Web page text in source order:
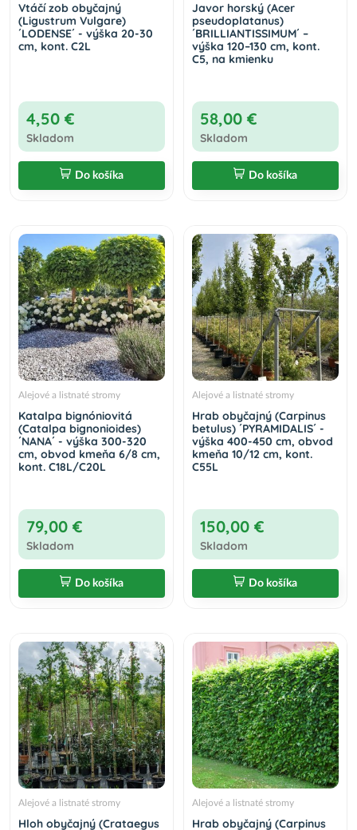
Vtáčí zob obyčajný
(Ligustrum Vulgare)
´LODENSE´ - výška 20-30
cm, kont. C2L
4,50 €
Skladom
Do košíka
Javor horský (Acer
pseudoplatanus)
´BRILLIANTISSIMUM´ –
výška 120–130 cm, kont.
C5, na kmienku
58,00 €
Skladom
Do košíka
Alejové a listnaté stromy
Katalpa bignóniovitá
(Catalpa bignonioides)
´NANA´ - výška 300-320
cm, obvod kmeňa 6/8 cm,
kont. C18L/C20L
79,00 €
Skladom
Do košíka
Alejové a listnaté stromy
Hrab obyčajný (Carpinus
betulus) ´PYRAMIDALIS´ -
výška 400-450 cm, obvod
kmeňa 10/12 cm, kont.
C55L
150,00 €
Skladom
Do košíka
Alejové a listnaté stromy
Hloh obyčajný (Crataegus
Alejové a listnaté stromy
Hrab obyčajný (Carpinus